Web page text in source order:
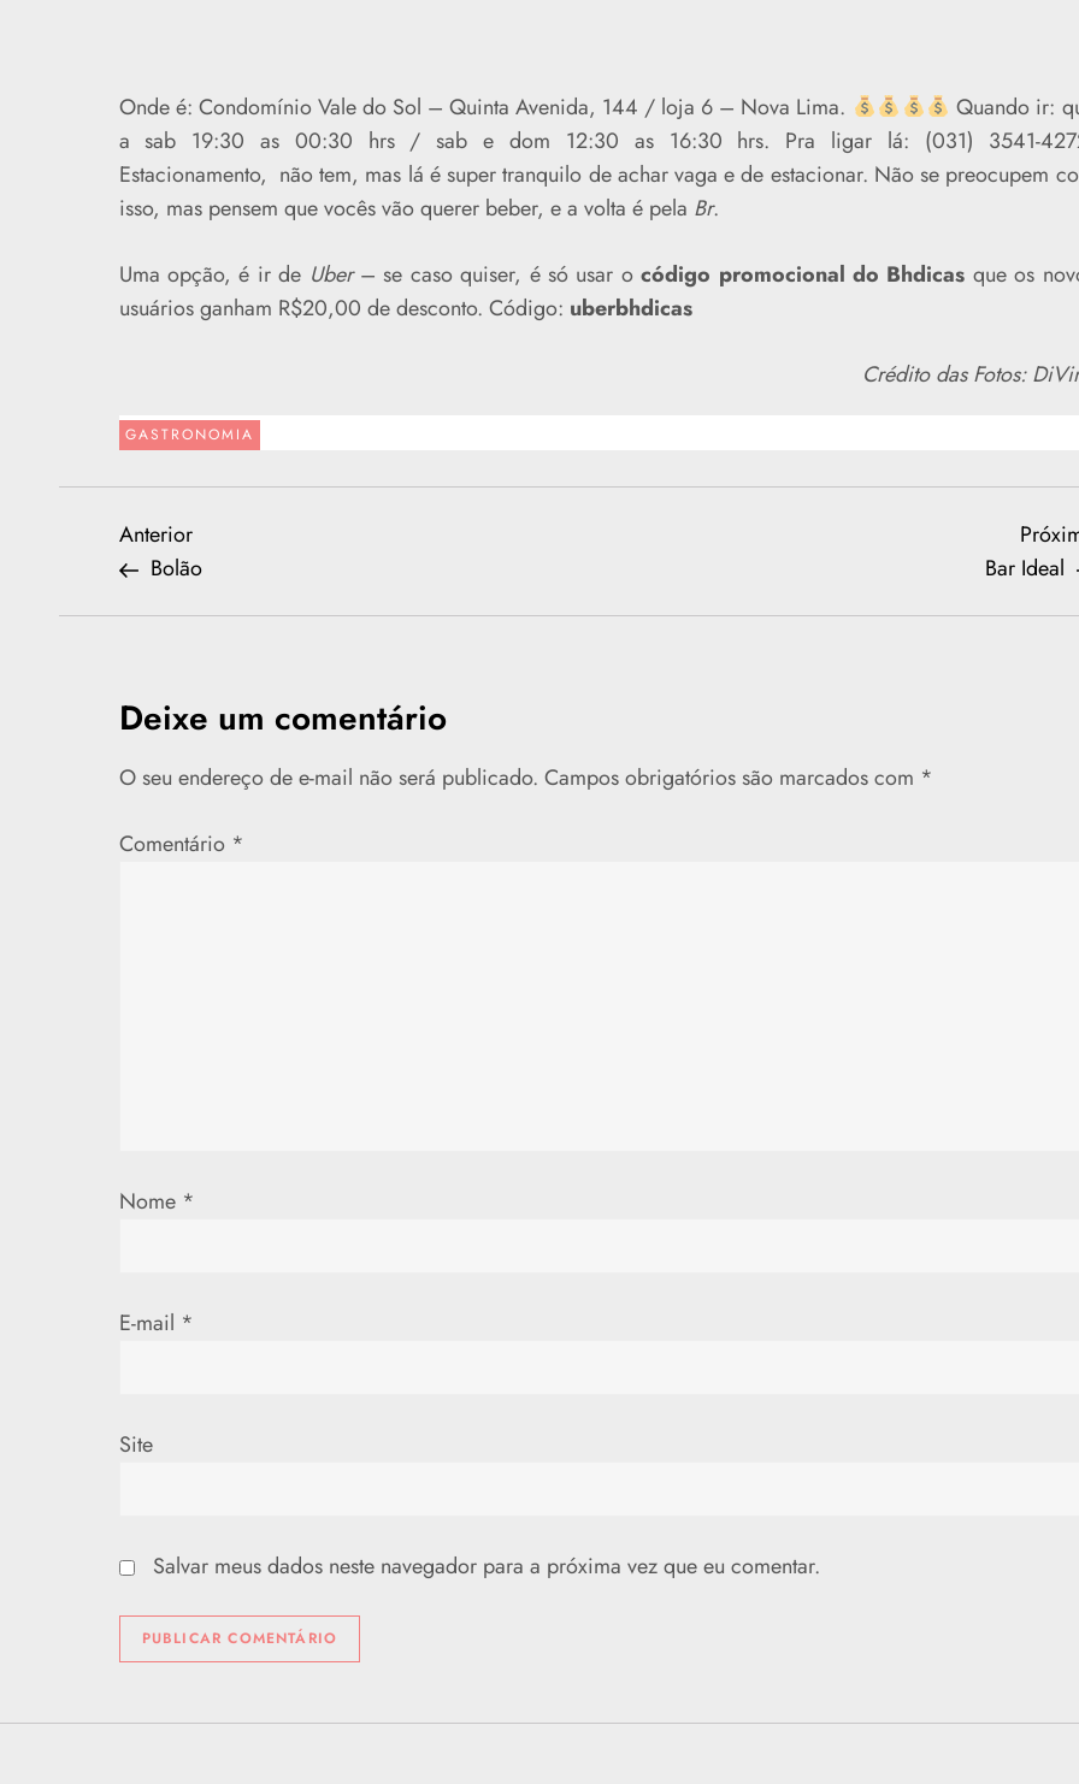
Onde é: Condomínio Vale do Sol – Quinta Avenida, 144 / loja 6 – Nova Lima.
Quando ir:
a sab 19:30 as 00:30 hrs / sab e dom 12:30 as 16:30 hrs. Pra ligar lá: (031) 3541-
Estacionamento, não tem, mas lá é super tranquilo de achar vaga e de estacionar. Não se preocupem
isso, mas pensem que vocês vão querer beber, e a volta é pela Br.
Uma opção, é ir de Uber– se caso quiser, é só usar ocódigo promocional do Bhdicas que os
usuários ganham R$20,00 de desconto. Código: uberbhdicas
Crédito das Fotos:
GASTRONOMIA
N
a
e
g
a
o
t
Previous
Post
Anterior
Bolão
Bar Ideal
Deixe um comentário
O seu endereço de e-mail não será publicado. Campos obrigatórios são marcados com *
Comentário *
Nome *
E-mail *
Site
Salvar meus dados neste navegador para a próxima vez que eu comentar.